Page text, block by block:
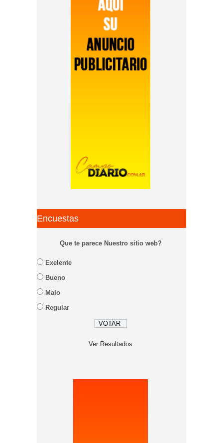
Encuestas
Que te parece Nuestro sitio web?
Exelente
Bueno
Malo
Regular
Ver Resultados